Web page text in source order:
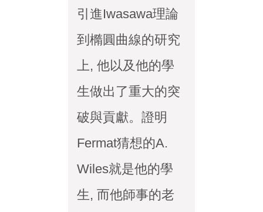
引進Iwasawa理論
到橢圓曲線的研究
上, 他以及他的學
生做出了重大的突
破與貢獻。證明
Fermat猜想的A.
Wiles就是他的學
生, 而他師事的老